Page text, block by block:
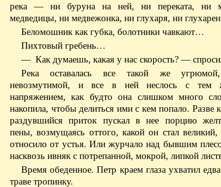
река — ни буруна на ней, ни переката, ни
медведицы, ни медвежонка, ни глухаря, ни
Беломошник как губка, болотники чавкают…
Пихтовый гребень…
— Как думаешь, какая у нас скорость? —
Река оставалась все такой же
невозмутимой, и все в ней неслось с тем
напряжением, как будто она слишком много
накопила, чтобы делиться ими с кем попало. Разве
раздувшийся приток пускал в нее порцию
пены, возмущаясь оттого, какой он стал
относило от устья. Или журчало над бывшим
насквозь ивняк с потрепанной, мокрой, липкой
Время обеденное. Петр краем глаза ухватил
траве тропинку.